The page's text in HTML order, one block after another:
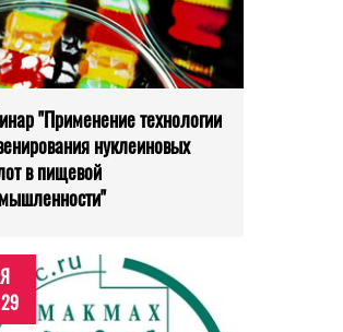
"Применение технологии
нуклеиновых
в пищевой